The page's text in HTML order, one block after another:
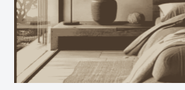
internet sitesinin düzgün bir
çalışmasının teminini
Sitelerimizin ve sizin,
sürekliliğini sağlamak gibi
kullanılırlar. Oturum çerezleri
siz tarayıcınızı kapatıp